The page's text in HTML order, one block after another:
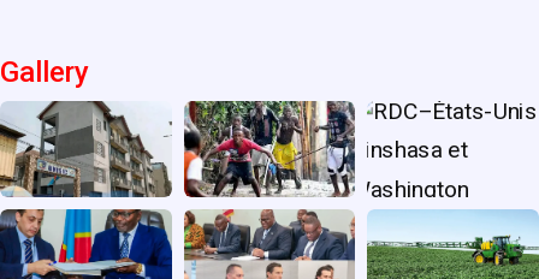
Gallery